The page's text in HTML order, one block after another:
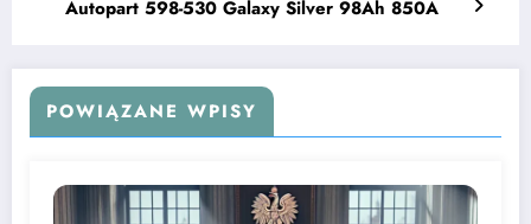
Autopart 598-530 Galaxy Silver 98Ah 850A
POWIĄZANE WPISY